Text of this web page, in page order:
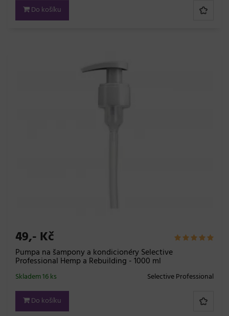
Do košíku
49,- Kč
Pumpa na šampony a kondicionéry Selective
Professional Hemp a Rebuilding - 1000 ml
Selective Professional
Skladem 16 ks
Do košíku